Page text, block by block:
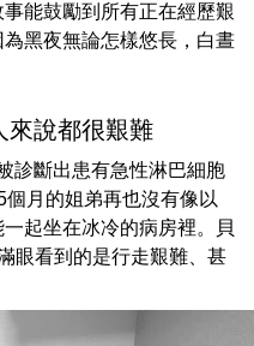
能鼓勵到所有正在經歷艱
黑夜無論怎樣悠長，白晝
來說都很艱難
診斷出患有急性淋巴細胞
月的姐弟再也沒有像以
起坐在冰冷的病房裡。貝
眼看到的是行走艱難、甚